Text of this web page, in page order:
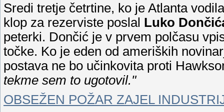
Sredi tretje četrtine, ko je Atlanta
klop za rezerviste poslal Luko
peterki. Dončić je v prvem polčasu
točke. Ko je eden od ameriških
postava ne bo učinkovita proti
tekme sem to ugotovil."
OBSEŽEN POŽAR ZAJEL